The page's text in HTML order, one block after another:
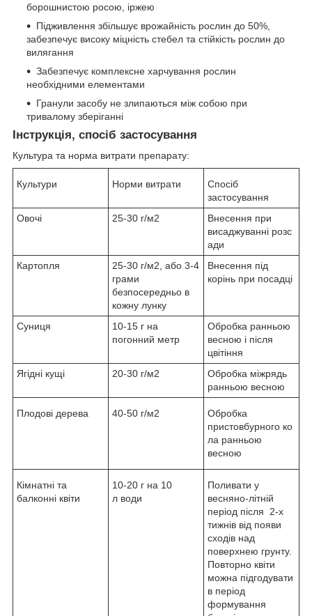
борошнистою росою, іржею
Підживлення збільшує врожайність рослин до 50%,
забезпечує високу міцність стебел та стійкість рослин до
вилягання
Забезпечує комплексне харчування рослин
необхідними елементами
Гранули засобу не злипаються між собою при
тривалому зберіганні
Інструкція, спосіб застосування
Культура та норма витрати препарату:
Культури Норми витрати
Спосіб
застосування
Овочі
25-30 г/м2
Внесення при
висаджуванні розс
ади
Картопля
25-30 г/м2, або 3-4
грами
безпосередньо в
кожну лунку
Внесення під
корінь при посадці
Суниця
10-15 г на
погонний метр
Обробка ранньою
весною і після
цвітіння
Ягідні кущі
20-30 г/м2
Обробка міжрядь
ранньою весною
Плодові дерева 40-50 г/м2
Обробка
пристовбурного ко
ла ранньою
весною
Кімнатні та
балконні квіти
10-20 г на 10
л води
Поливати у
весняно-літній
період після 2-х
тижнів від появи
сходів над
поверхнею грунту.
Повторно квіти
можна підгодувати
в період
формування